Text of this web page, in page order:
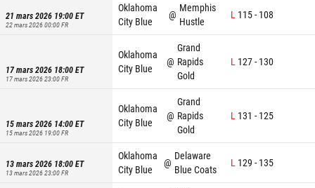
21 mars 2026 19:00ET
22 mars 2026 00:00FR
Oklahoma
City Blue
@
Memphis
Hustle
L 115- 108
17 mars 2026 18:00ET
17 mars 2026 23:00FR
Oklahoma
City Blue
@
Grand
Rapids
Gold
L 127- 130
15 mars 2026 14:00ET
15 mars 2026 19:00FR
Oklahoma
City Blue
@
Grand
Rapids
Gold
L 131 - 125
13 mars 2026 18:00ET
13 mars 2026 23:00FR
Oklahoma
City Blue
@
Delaware
Blue Coats
L 129 - 135